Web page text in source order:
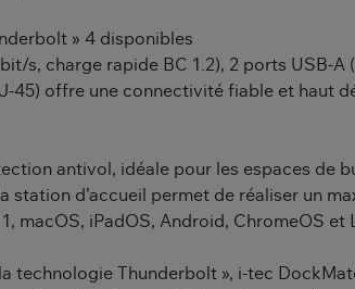
» 4 disponibles
s, charge rapide BC 1.2), 2 ports USB-
45) offre une connectivité fiable et haut
antivol, idéale pour les espaces de
station d’accueil permet de réaliser un
macOS, iPadOS, Android, ChromeOS et
technologie Thunderbolt », i-tec